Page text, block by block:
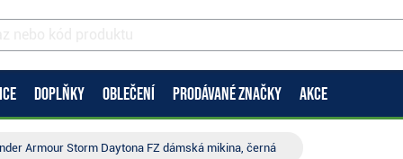
DOPLŇKY OBLEČENÍ PRODÁVANÉ ZNAČKY AKCE
Armour Storm Daytona FZ dámská mikina, černá